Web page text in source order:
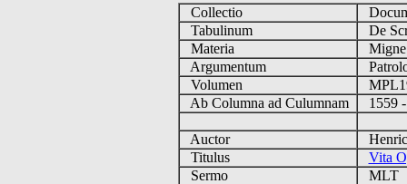
Collectio
Tabulinum
De
Materia
Argumentum
Volumen
Ab Columna ad Culumnam
1559
Auctor
Titulus
Vita
Sermo
MLT